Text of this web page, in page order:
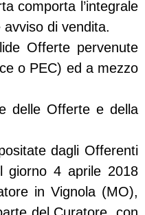
comporta l’integrale
di vendita.
Offerte pervenute
o PEC) ed a mezzo
delle Offerte e della
dagli Offerenti
giorno 4 aprile 2018
in Vignola (MO),